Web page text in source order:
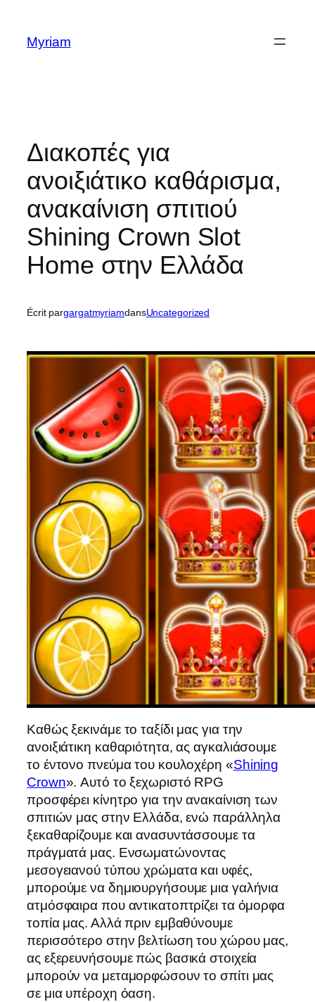
Myriam
Διακοπές για
ανοιξιάτικο καθάρισμα,
ανακαίνιση σπιτιού
Shining Crown Slot
Home στην Ελλάδα
Écrit pargargatmyriamdansUncategorized
Καθώς ξεκινάμε το ταξίδι μας για την
ανοιξιάτικη καθαριότητα, ας αγκαλιάσουμε
το έντονο πνεύμα του κουλοχέρη «Shining
Crown». Αυτό το ξεχωριστό RPG
προσφέρει κίνητρο για την ανακαίνιση των
σπιτιών μας στην Ελλάδα, ενώ παράλληλα
ξεκαθαρίζουμε και ανασυντάσσουμε τα
πράγματά μας. Ενσωματώνοντας
μεσογειανού τύπου χρώματα και υφές,
μπορούμε να δημιουργήσουμε μια γαλήνια
ατμόσφαιρα που αντικατοπτρίζει τα όμορφα
τοπία μας. Αλλά πριν εμβαθύνουμε
περισσότερο στην βελτίωση του χώρου μας,
ας εξερευνήσουμε πώς βασικά στοιχεία
μπορούν να μεταμορφώσουν το σπίτι μας
σε μια υπέροχη όαση.